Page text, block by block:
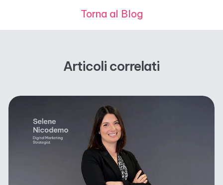
Torna al Blog
Articoli correlati